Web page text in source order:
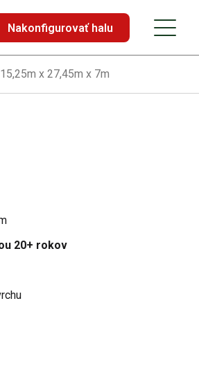
Nakonfigurovať halu
x 27,45m x 7m
20+ rokov